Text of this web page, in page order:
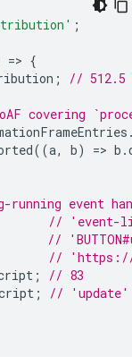
;
=> {
; // 512.5
covering
((a, b) => b .
event
// 'event-
//
// 'https://
;
// 83
;
// 'update'